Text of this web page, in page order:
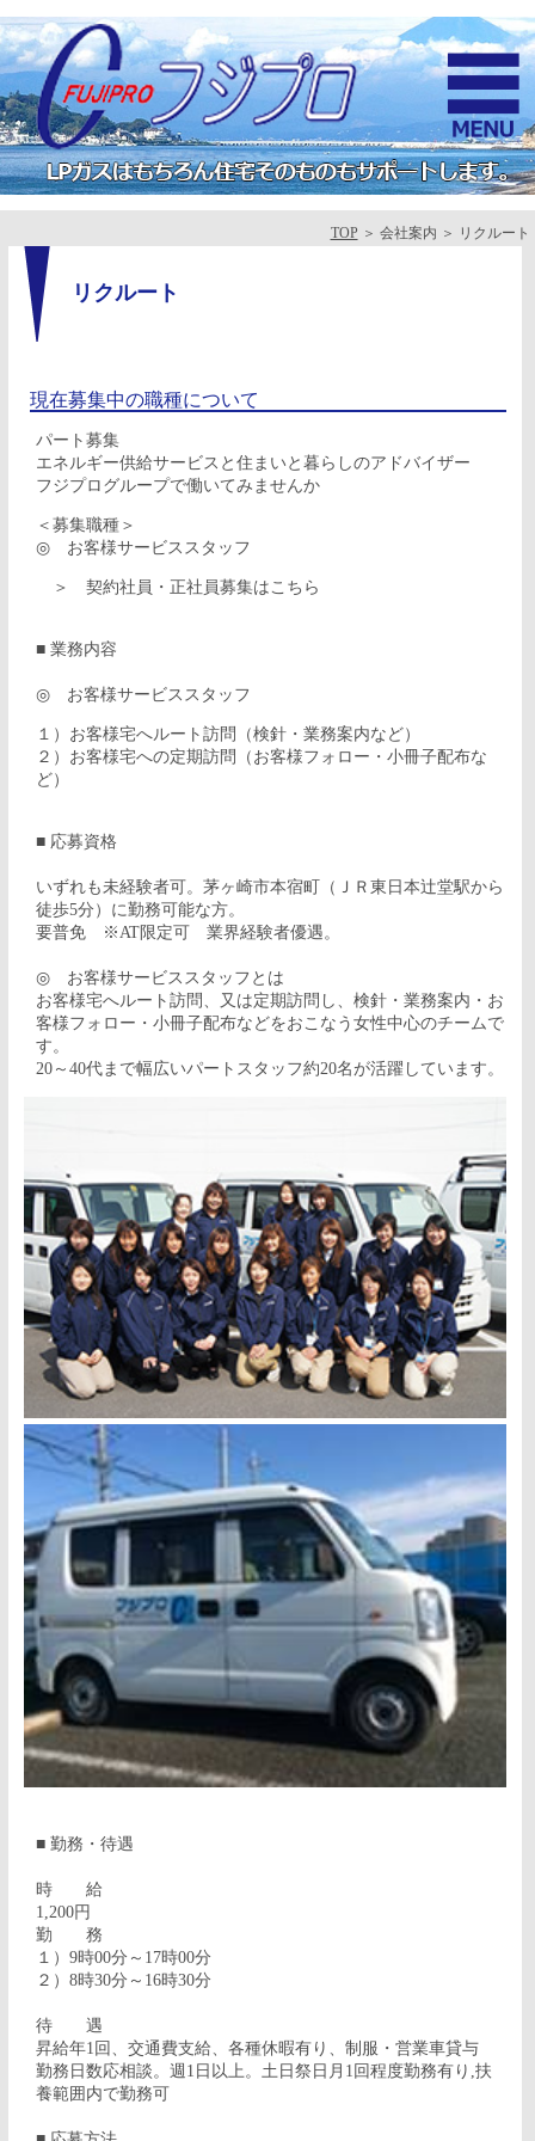
TOP ＞ 会社案内 ＞ リクルート
リクルート
現在募集中の職種について
パート募集
エネルギー供給サービスと住まいと暮らしのアドバイザー
フジプログループで働いてみませんか
＜募集職種＞
◎ お客様サービススタッフ
＞ 契約社員・正社員募集はこちら
■ 業務内容
◎ お客様サービススタッフ
１）お客様宅へルート訪問（検針・業務案内など）
２）お客様宅への定期訪問（お客様フォロー・小冊子配布な
ど）
■ 応募資格
いずれも未経験者可。茅ヶ崎市本宿町（ＪＲ東日本辻堂駅から
徒歩5分）に勤務可能な方。
要普免 ※AT限定可 業界経験者優遇。
◎ お客様サービススタッフとは
お客様宅へルート訪問、又は定期訪問し、検針・業務案内・お
客様フォロー・小冊子配布などをおこなう女性中心のチームで
す。
20～40代まで幅広いパートスタッフ約20名が活躍しています。
■ 勤務・待遇
時 給
1,200円
勤 務
１）9時00分～17時00分
２）8時30分～16時30分
待 遇
昇給年1回、交通費支給、各種休暇有り、制服・営業車貸与
勤務日数応相談。週1日以上。土日祭日月1回程度勤務有り,扶
養範囲内で勤務可